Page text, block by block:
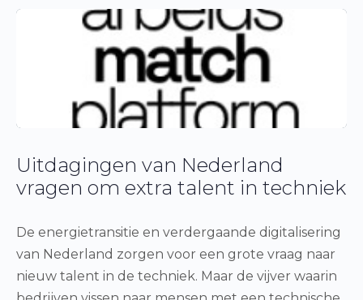
Uitdagingen van Nederland
vragen om extra talent in techniek
De energietransitie en verdergaande digitalisering
van Nederland zorgen voor een grote vraag naar
nieuw talent in de techniek. Maar de vijver waarin